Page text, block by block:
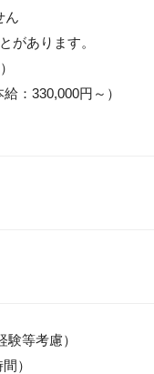
ん
があります。
：330,000円～）
等考慮）
）